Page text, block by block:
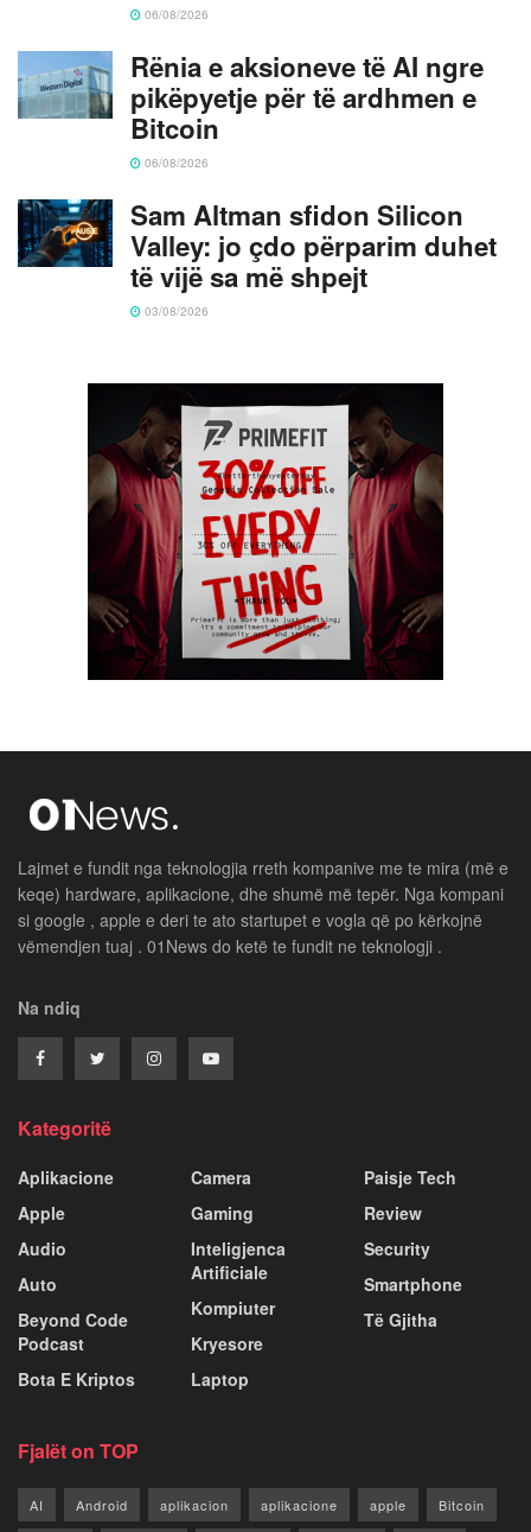
06/08/2026
Rënia e aksioneve të AI ngre
pikëpyetje për të ardhmen e
Bitcoin
06/08/2026
Sam Altman sfidon Silicon
Valley: jo çdo përparim duhet
të vijë sa më shpejt
03/08/2026
Lajmet e fundit nga teknologjia rreth kompanive me te mira (më e
keqe) hardware, aplikacione, dhe shumë më tepër. Nga kompani
si google , apple e deri te ato startupet e vogla që po kërkojnë
vëmendjen tuaj . 01News do ketë te fundit ne teknologji .
Na ndiq
Kategoritë
Aplikacione
Apple
Audio
Auto
Beyond Code
Podcast
Bota E Kriptos
Camera
Gaming
Inteligjenca
Artificiale
Kompiuter
Kryesore
Laptop
Paisje Tech
Review
Security
Smartphone
Të Gjitha
Fjalët on TOP
AI Android aplikacion aplikacione apple Bitcoin